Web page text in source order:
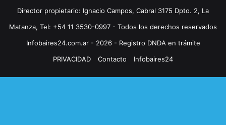
Director propietario: Ignacio Campos, Cabral 3175 Dpto. 2, La
Matanza, Tel: +54 11 3530-0997 - Todos los derechos reservados
Infobaires24.com.ar - 2026 - Registro DNDA en trámite
PRIVACIDAD
Contacto Infobaires24